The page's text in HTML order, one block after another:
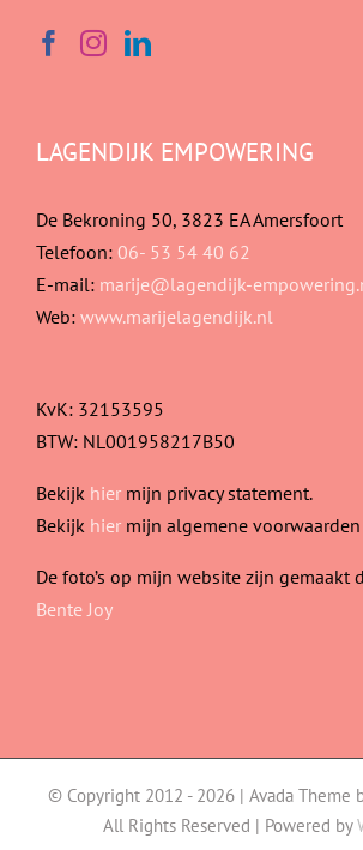
LAGENDIJK EMPOWERING
De Bekroning 50, 3823 EA Amersfoort
Telefoon: 06- 53 54 40 62
E-mail: marije@lagendijk-
Web: www.marijelagendijk.nl
KvK: 32153595
BTW: NL001958217B50
Bekijk hier mijn privacy statement.
Bekijk hier mijn algemene voorwaarden
De foto’s op mijn website zijn gemaakt
Bente Joy
© Copyright 2012 - 2026 | Avada Theme
All Rights Reserved | Powered by